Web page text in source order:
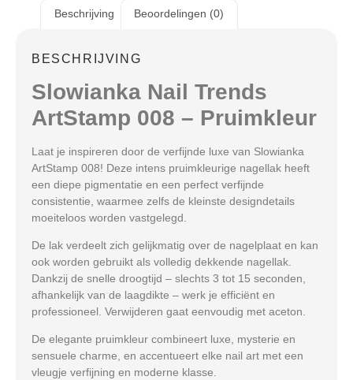
Beschrijving Beoordelingen (0)
BESCHRIJVING
Slowianka Nail Trends
ArtStamp 008 – Pruimkleur
Laat je inspireren door de verfijnde luxe van Slowianka
ArtStamp 008! Deze intens pruimkleurige nagellak heeft
een diepe pigmentatie en een perfect verfijnde
consistentie, waarmee zelfs de kleinste design­details
moeiteloos worden vastgelegd.
De lak verdeelt zich gelijkmatig over de nagelplaat en kan
ook worden gebruikt als volledig dekkende nagellak
Dankzij de snelle droogtijd – slechts 3 tot 15 seconden
afhankelijk van de laagdikte – werk je efficiënt en
professioneel. Verwijderen gaat eenvoudig met aceton
De elegante pruimkleur combineert luxe, mysterie en
sensuele charme, en accentueert elke nail art met een
vleugje verfijning en moderne klasse.